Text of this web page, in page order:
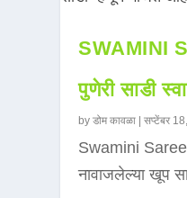
SWAMINI
पुणेरी साडी
byडोम कावळा |सप्टेंबर
Swamini Saree
नावाजलेल्या खूप